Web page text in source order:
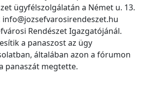
ügyfélszolgálatán a Német u. 13.
Rendészet Igazgatójánál.
a panaszost az ügy
általában azon a fórumon
panaszát megtette.